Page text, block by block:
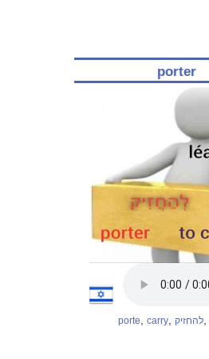
porter
porte ,carry ,להחזיק